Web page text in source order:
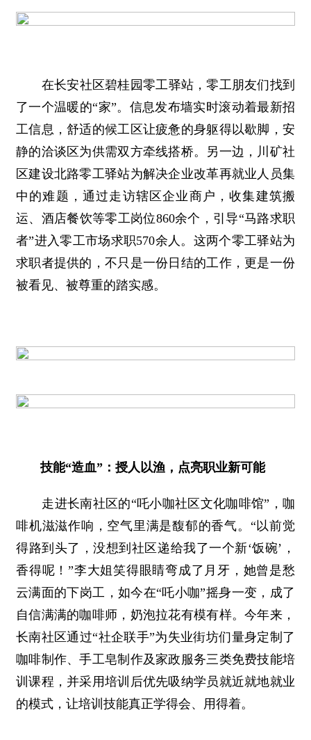
在长安社区碧桂园零工驿站，零工朋友们找到
了一个温暖的“家”。信息发布墙实时滚动着最新招
工信息，舒适的候工区让疲惫的身躯得以歇脚，安
静的洽谈区为供需双方牵线搭桥。另一边，川矿社
区建设北路零工驿站为解决企业改革再就业人员集
中的难题，通过走访辖区企业商户，收集建筑搬
运、酒店餐饮等零工岗位860余个，引导“马路求职
者”进入零工市场求职570余人。这两个零工驿站为
求职者提供的，不只是一份日结的工作，更是一份
被看见、被尊重的踏实感。
技能“造血”：授人以渔，点亮职业新可能
走进长南社区的“吒小咖社区文化咖啡馆”，咖
啡机滋滋作响，空气里满是馥郁的香气。“以前觉
得路到头了，没想到社区递给我了一个新‘饭碗’，
香得呢！”李大姐笑得眼睛弯成了月牙，她曾是愁
云满面的下岗工，如今在“吒小咖”摇身一变，成了
自信满满的咖啡师，奶泡拉花有模有样。今年来，
长南社区通过“社企联手”为失业街坊们量身定制了
咖啡制作、手工皂制作及家政服务三类免费技能培
训课程，并采用培训后优先吸纳学员就近就地就业
的模式，让培训技能真正学得会、用得着。